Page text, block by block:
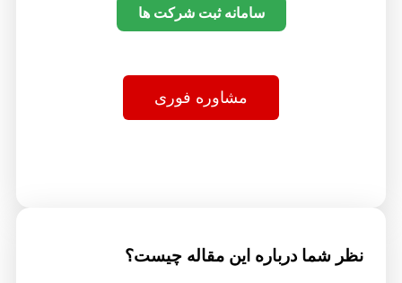
سامانه ثبت شرکت ها
مشاوره فوری
نظر شما درباره این مقاله چیست؟